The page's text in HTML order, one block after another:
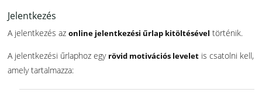
Jelentkezés
A jelentkezés az online jelentkezési űrlap kitöltésével történik.
A jelentkezési űrlaphoz egy rövid motivációs levelet is csatolni kell,
amely tartalmazza: